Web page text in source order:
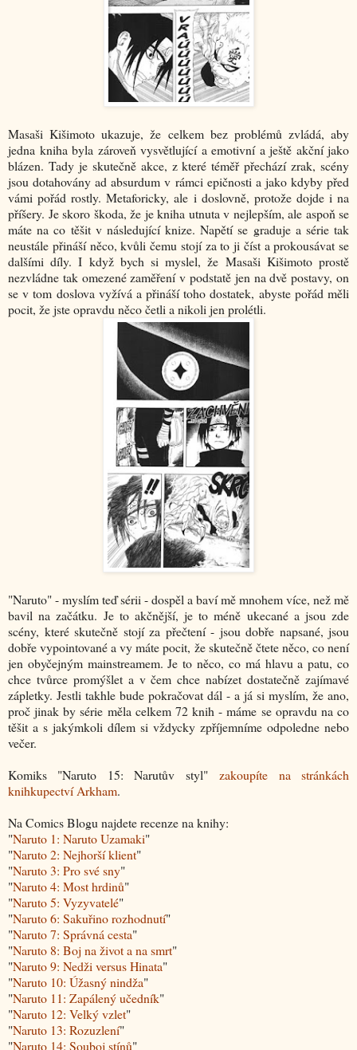
Masaši Kišimoto ukazuje, že celkem bez problémů zvládá, aby
jedna kniha byla zároveň vysvětlující a emotivní a ještě akční jako
blázen. Tady je skutečně akce, z které téměř přechází zrak, scény
jsou dotahovány ad absurdum v rámci epičnosti a jako kdyby před
vámi pořád rostly. Metaforicky, ale i doslovně, protože dojde i na
příšery. Je skoro škoda, že je kniha utnuta v nejlepším, ale aspoň se
máte na co těšit v následující knize. Napětí se graduje a série tak
neustále přináší něco, kvůli čemu stojí za to ji číst a prokousávat se
dalšími díly. I když bych si myslel, že Masaši Kišimoto prostě
nezvládne tak omezené zaměření v podstatě jen na dvě postavy, on
se v tom doslova vyžívá a přináší toho dostatek, abyste pořád měli
pocit, že jste opravdu něco četli a nikoli jen prolétli.
"Naruto" - myslím teď sérii - dospěl a baví mě mnohem více, než mě
bavil na začátku. Je to akčnější, je to méně ukecané a jsou zde
scény, které skutečně stojí za přečtení - jsou dobře napsané, jsou
dobře vypointované a vy máte pocit, že skutečně čtete něco, co není
jen obyčejným mainstreamem. Je to něco, co má hlavu a patu, co
chce tvůrce promýšlet a v čem chce nabízet dostatečně zajímavé
zápletky. Jestli takhle bude pokračovat dál - a já si myslím, že ano,
proč jinak by série měla celkem 72 knih - máme se opravdu na co
těšit a s jakýmkoli dílem si vždycky zpříjemníme odpoledne nebo
večer.
Komiks "Naruto 15: Narutův styl"zakoupíte na stránkách
knihkupectví Arkham.
Na Comics Blogu najdete recenze na knihy:
"Naruto 1: Naruto Uzamaki"
"Naruto 2: Nejhorší klient"
"Naruto 3: Pro své sny"
"Naruto 4: Most hrdinů"
"Naruto 5: Vyzyvatelé"
"Naruto 6: Sakuřino rozhodnutí"
"Naruto 7: Správná cesta"
"Naruto 8: Boj na život a na smrt"
"Naruto 9: Nedži versus Hinata"
"Naruto 10: Úžasný nindža"
"Naruto 11: Zapálený učedník"
"Naruto 12: Velký vzlet"
"Naruto 13: Rozuzlení"
"Naruto 14: Souboj stínů"